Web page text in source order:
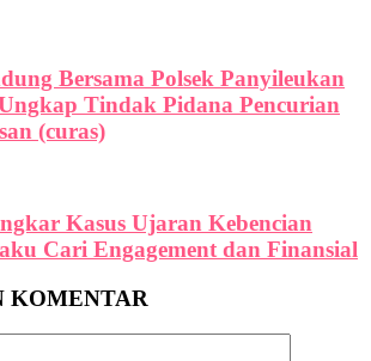
Bersama Polsek Panyileukan
Tindak Pidana Pencurian
(curas)
Kasus Ujaran Kebencian
Cari Engagement dan Finansial
KOMENTAR